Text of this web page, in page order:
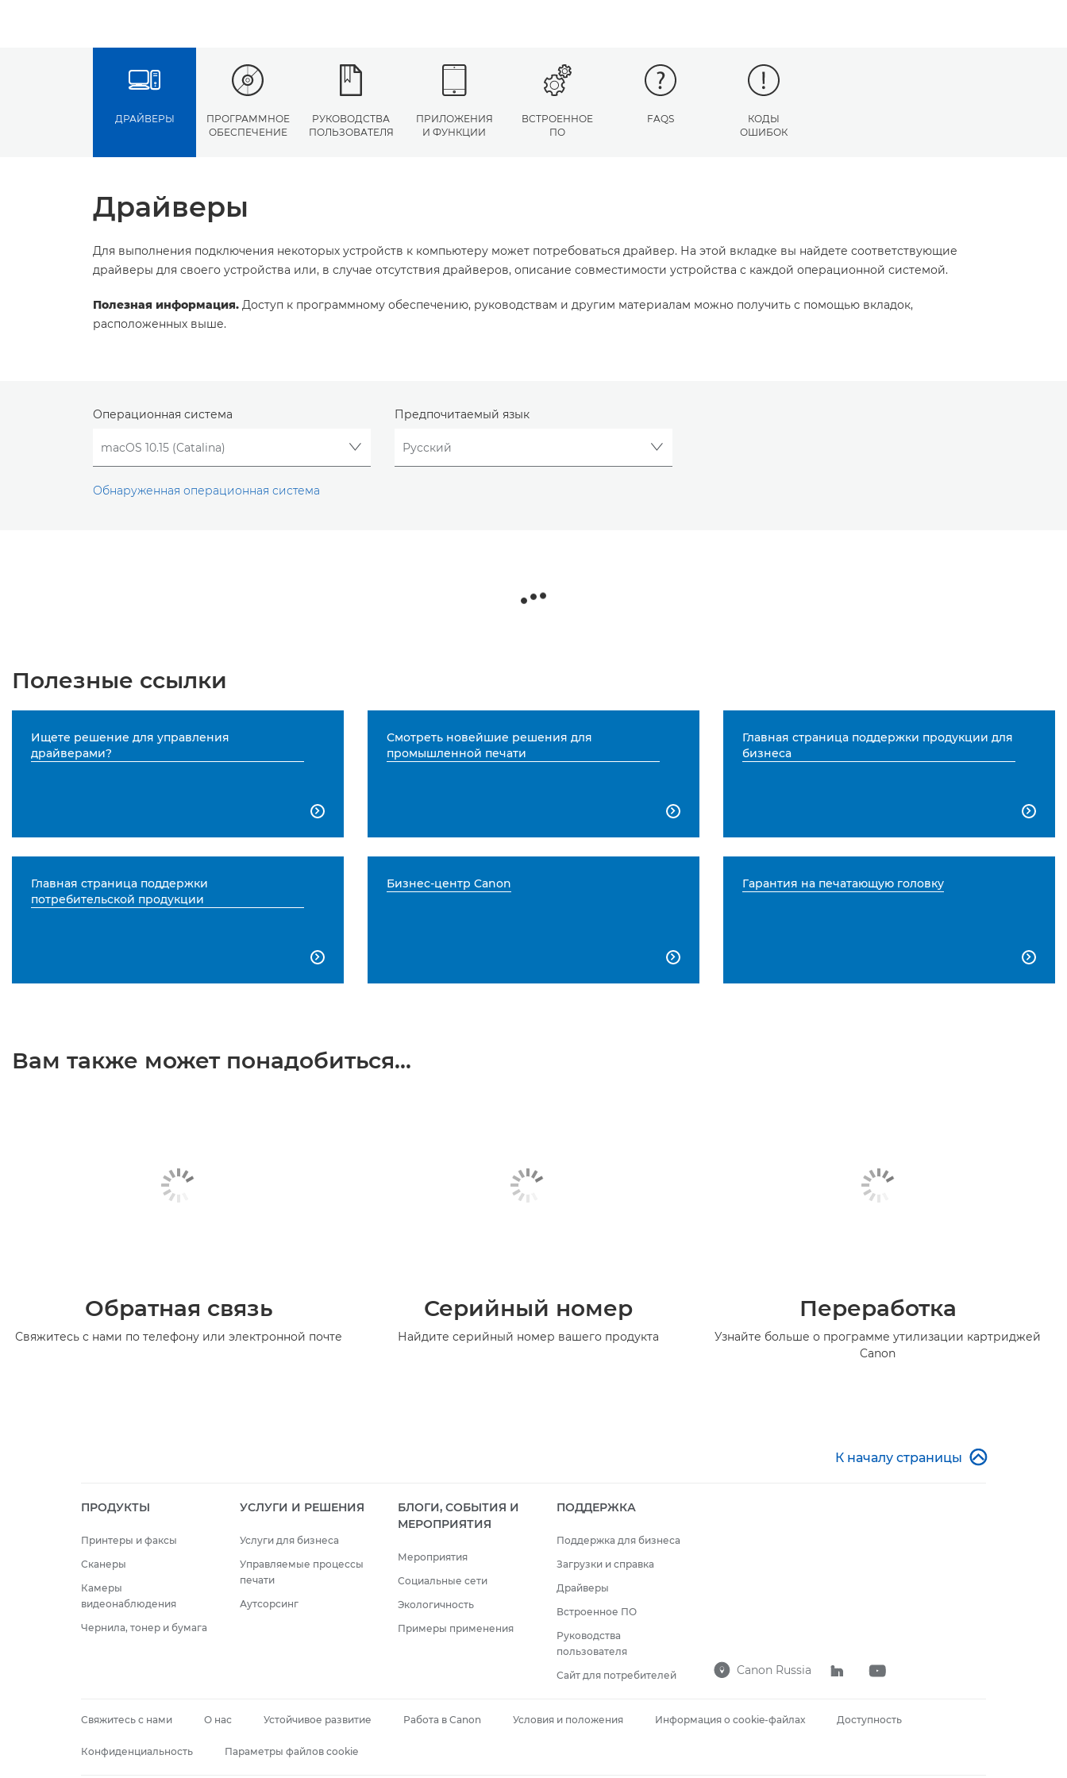
ДРАЙВЕРЫ
ПРОГРАММНОЕ
ОБЕСПЕЧЕНИЕ
РУКОВОДСТВА
ПОЛЬЗОВАТЕЛЯ
ПРИЛОЖЕНИЯ
И ФУНКЦИИ
ВСТРОЕННОЕ
ПО
FAQS
КОДЫ
ОШИБОК
Драйверы
Для выполнения подключения некоторых устройств к компьютеру может потребоваться драйвер. На этой вкладке вы найдете соответствующие
драйверы для своего устройства или, в случае отсутствия драйверов, описание совместимости устройства с каждой операционной системой.
Полезная информация. Доступ к программному обеспечению, руководствам и другим материалам можно получить с помощью вкладок,
расположенных выше.
Операционная система
Обнаруженная операционная система
Предпочитаемый язык
Полезные ссылки
Ищете решение для управления
драйверами?

Смотреть новейшие решения для
промышленной печати

Главная страница поддержки продукции для
бизнеса

Главная страница поддержки
потребительской продукции

Бизнес-центр Canon

Гарантия на печатающую головку

Вам также может понадобиться...
Обратная связь
Свяжитесь с нами по телефону или электронной почте
Серийный номер
Найдите серийный номер вашего продукта
Переработка
Узнайте больше о программе утилизации картриджей
Canon
К началу страницы 
ПРОДУКТЫ
Принтеры и факсы
Сканеры
Камеры
видеонаблюдения
Чернила, тонер и бумага
УСЛУГИ И РЕШЕНИЯ
Услуги для бизнеса
Управляемые процессы
печати
Аутсорсинг
БЛОГИ, СОБЫТИЯ И
МЕРОПРИЯТИЯ
Мероприятия
Социальные сети
Экологичность
Примеры применения
ПОДДЕРЖКА
Поддержка для бизнеса
Загрузки и справка
Драйверы
Встроенное ПО
Руководства
пользователя
Сайт для потребителей
 Canon Russia  
Свяжитесь с нами О нас Устойчивое развитие Работа в Canon Условия и положения Информация о cookie-файлах Доступность
Конфиденциальность Параметры файлов cookie